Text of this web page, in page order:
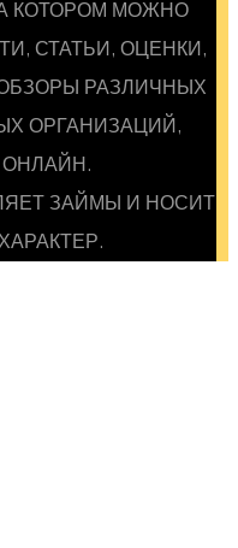
КОТОРОМ МОЖНО
СТАТЬИ, ОЦЕНКИ,
РАЗЛИЧНЫХ
ОРГАНИЗАЦИЙ,
ЗАЙМЫ И НОСИТ